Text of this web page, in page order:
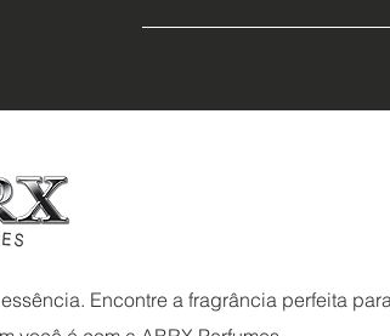
Encontre a fragrância perfeita para